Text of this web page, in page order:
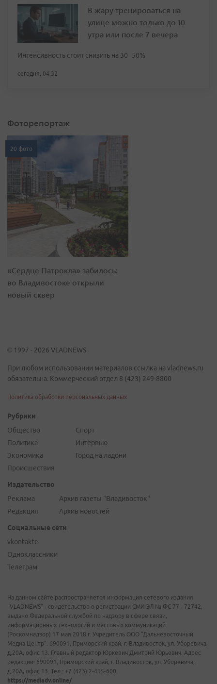
В жару тренироваться на
улице можно только до 10
утра или после 7 вечера
Интенсивность стоит снизить на 30–50%
сегодня, 04:32
Фоторепортаж
20 фото
«Сердце Патрокла» забилось:
во Владивостоке открыли
новый сквер
© 1997 - 2026 VLADNEWS
При любом использовании материалов ссылка на vladnews.ru
обязательна. Коммерческий отдел 8 (423) 249-8800
Политика обработки персональных данных
Рубрики
Общество
Политика
Экономика
Происшествия
Спорт
Интервью
Город на ладони
Издательство
Реклама
Редакция
Архив газеты "Владивосток"
Архив новостей
Социальные сети
vkontakte
Одноклассники
Телеграм
На данном сайте распространяется информация сетевого издания
"VLADNEWS" - свидетельство о регистрации СМИ ЭЛ № ФС 77 - 72742,
выдано Федеральной службой по надзору в сфере связи,
информационных технологий и массовых коммуникаций
(Роскомнадзор) 17 мая 2018 г. Учредитель ООО "Дальневосточный
Медиа Центр". 690091, Приморский край, г. Владивосток, ул. Уборевича,
д.20А, офис 13. Главный редактор Юркевич Дмитрий Юрьевич. Адрес
редакции: 690091, Приморский край, г. Владивосток, ул. Уборевича,
д.20А, офис 13. Тел.: +7 (423) 2-415-600.
https://mediadv.online/